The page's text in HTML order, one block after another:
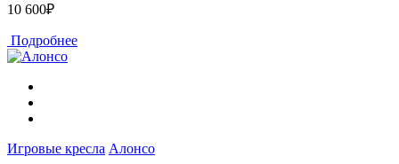
10 600₽
Подробнее
Игровые кресла Алонсо